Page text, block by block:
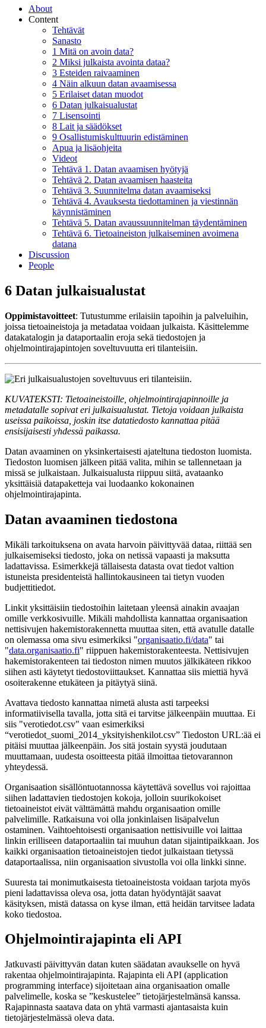
About
Content
Tehtävät
Sanasto
1 Mitä on avoin data?
2 Miksi julkaista avointa dataa?
3 Esteiden raivaaminen
4 Näin alkuun datan avaamisessa
5 Erilaiset datan muodot
6 Datan julkaisualustat
7 Lisensointi
8 Lait ja säädökset
9 Osallistumiskulttuurin edistäminen
Apua ja lisäohjeita
Videot
Tehtävä 1. Datan avaamisen hyötyjä
Tehtävä 2. Datan avaamisen haasteita
Tehtävä 3. Suunnitelma datan avaamiseksi
Tehtävä 4. Avauksesta tiedottaminen ja viestinnän
käynnistäminen
Tehtävä 5. Datan avaussuunnitelman täydentäminen
Tehtävä 6. Tietoaineiston julkaiseminen avoimena
datana
Discussion
People
6 Datan julkaisualustat
Oppimistavoitteet: Tutustumme erilaisiin tapoihin ja palveluihin,
joissa tietoaineistoja ja metadataa voidaan julkaista. Käsittelemme
datakatalogin ja dataportaalin eroja sekä tiedostojen ja
ohjelmointirajapintojen soveltuvuutta eri tilanteisiin.
KUVATEKSTI: Tietoaineistoille, ohjelmointirajapinnoille ja
metadatalle sopivat eri julkaisualustat. Tietoja voidaan julkaista
useissa paikoissa, joskin itse datatiedosto kannattaa pitää
ensisijaisesti yhdessä paikassa.
Datan avaaminen on yksinkertaisesti ajateltuna tiedoston luomista.
Tiedoston luomisen jälkeen pitää valita, mihin se tallennetaan ja
missä se julkaistaan. Julkaisualusta riippuu siitä, avataanko
yksittäisiä datapaketteja vai luodaanko kokonainen
ohjelmointirajapinta.
Datan avaaminen tiedostona
Mikäli tarkoituksena on avata harvoin päivittyvää dataa, riittää sen
julkaisemiseksi tiedosto, joka on netissä vapaasti ja maksutta
ladattavissa. Esimerkkejä tällaisesta datasta ovat tiedot valtion
istuneista presidenteistä hallintokausineen tai tietyn vuoden
budjettitiedot.
Linkit yksittäisiin tiedostoihin laitetaan yleensä ainakin avaajan
omille verkkosivuille. Mikäli mahdollista kannattaa organisaation
nettisivujen hakemistorakennetta muuttaa siten, että avatulle datalle
on olemassa oma sivu esimerkiksi "organisaatio.fi/data" tai
"data.organisaatio.fi" riippuen hakemistorakenteesta. Nettisivujen
hakemistorakenteen tai tiedoston nimen muutos jälkikäteen rikkoo
siihen asti käytetyt tiedostoviittaukset. Kannattaa siis miettiä hyvä
osoiterakenne etukäteen ja pitäytyä siinä.
Avattava tiedosto kannattaa nimetä alusta asti tarpeeksi
informatiivisella tavalla, jotta sitä ei tarvitse jälkeenpäin muuttaa. Ei
siis "verotiedot.csv" vaan esimerkiksi
“verotiedot_suomi_2014_yksityishenkilot.csv” Tiedoston URL:ää ei
pitäisi muuttaa jälkeenpäin. Jos sitä jostain syystä joudutaan
muuttamaan, uudesta osoitteesta pitää ilmoittaa tietovarannon
yhteydessä.
Organisaation sisällöntuotannossa käytettävä sovellus voi rajoittaa
siihen ladattavien tiedostojen kokoja, jolloin suurikokoiset
tietoaineistot eivät välttämättä mahdu organisaation omille
palvelimille. Ratkaisuna voi olla jonkinlaisen lisäpalvelun
ostaminen. Vaihtoehtoisesti organisaation nettisivuille voi laittaa
linkin erilliseen dataportaaliin tai muuhun datan sijaintipaikkaan. Jos
kaikki organisaation tietoaineistojen tiedot julkaistaan tietyssä
dataportaalissa, niin organisaation sivustolla voi olla linkki sinne.
Suuresta tai monimutkaisesta tietoaineistosta voidaan tarjota myös
pieni ladattavissa oleva osa, jotta datan hyödyntäjät saavat
käsityksen, mistä datassa on kyse ilman, että heidän tarvitsee ladata
koko tiedostoa.
Ohjelmointirajapinta eli API
Jatkuvasti päivittyvän datan kuten säädatan avaukselle on hyvä
rakentaa ohjelmointirajapinta. Rajapinta eli API (application
programming interface) sijoitetaan aina organisaation omalle
palvelimelle, koska se ”keskustelee” tietojärjestelmänsä kanssa.
Rajapinnasta saatava data on yhtä varmasti ajantasaista kuin
tietojärjestelmässä oleva data.